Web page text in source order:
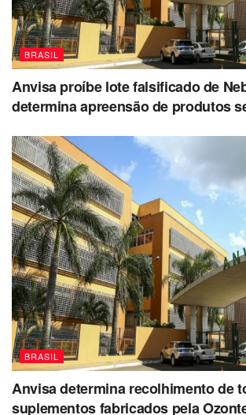
BRASIL
Anvisa proíbe lote falsificado de
determina apreensão de produtos
BRASIL
Anvisa determina recolhimento de
suplementos fabricados pela